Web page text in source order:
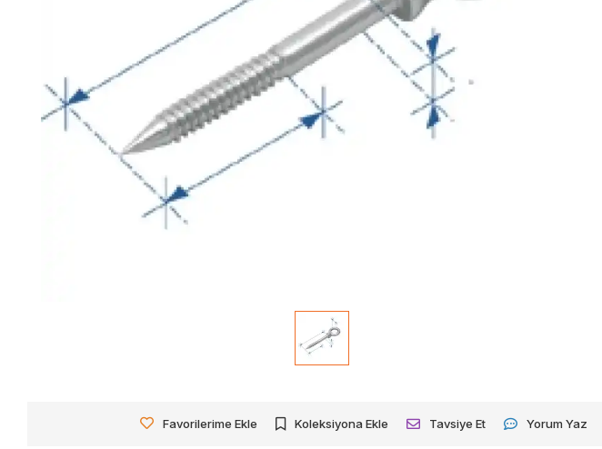
Favorilerime Ekle Koleksiyona Ekle Tavsiye Et Yorum Yaz